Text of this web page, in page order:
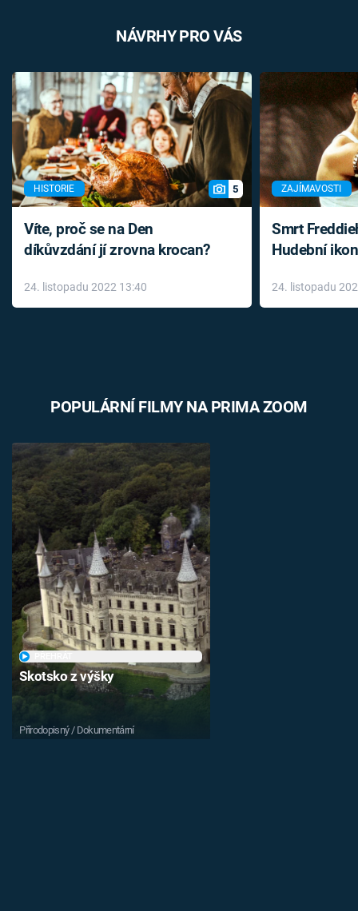
NÁVRHY PRO VÁS
HISTORIE 5
Víte, proč se na Den
díkůvzdání jí zrovna krocan?
24. listopadu 2022 13:40
ZAJÍMAVOSTI
Smrt
Hudební
léky
24. listopadu
POPULÁRNÍ FILMY NA PRIMA ZOOM
Skotsko z výšky
Přírodopisný / Dokumentární